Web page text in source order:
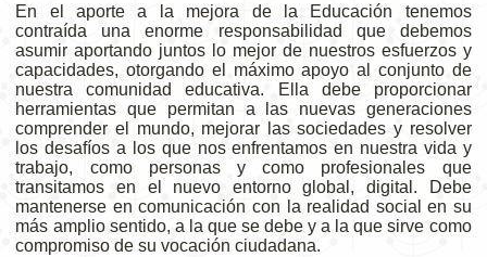
En el aporte a la mejora de la Educación tenemos
contraída una enorme responsabilidad que debemos
asumir aportando juntos lo mejor de nuestros esfuerzos y
capacidades, otorgando el máximo apoyo al conjunto de
nuestra comunidad educativa. Ella debe proporcionar
herramientas que permitan a las nuevas generaciones
comprender el mundo, mejorar las sociedades y resolver
los desafíos a los que nos enfrentamos en nuestra vida y
trabajo, como personas y como profesionales que
transitamos en el nuevo entorno global, digital. Debe
mantenerse en comunicación con la realidad social en su
más amplio sentido, a la que se debe y a la que sirve como
compromiso de su vocación ciudadana.